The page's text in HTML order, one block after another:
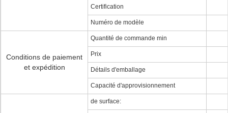
Certification
Numéro de modèle
Conditions de paiement
et expédition
Quantité de commande min
Prix
Détails d'emballage
Capacité d'approvisionnement
de surface: